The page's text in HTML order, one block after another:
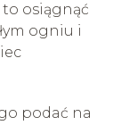
osiągnąć
ogniu i
podać na